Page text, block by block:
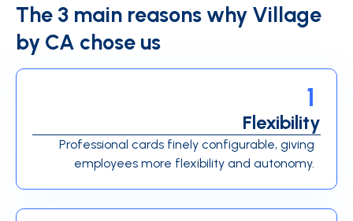
The 3 main reasons why Village
by CA chose us
Flexibility
1
Professional cards finely configurable, giving
employees more flexibility and autonomy.